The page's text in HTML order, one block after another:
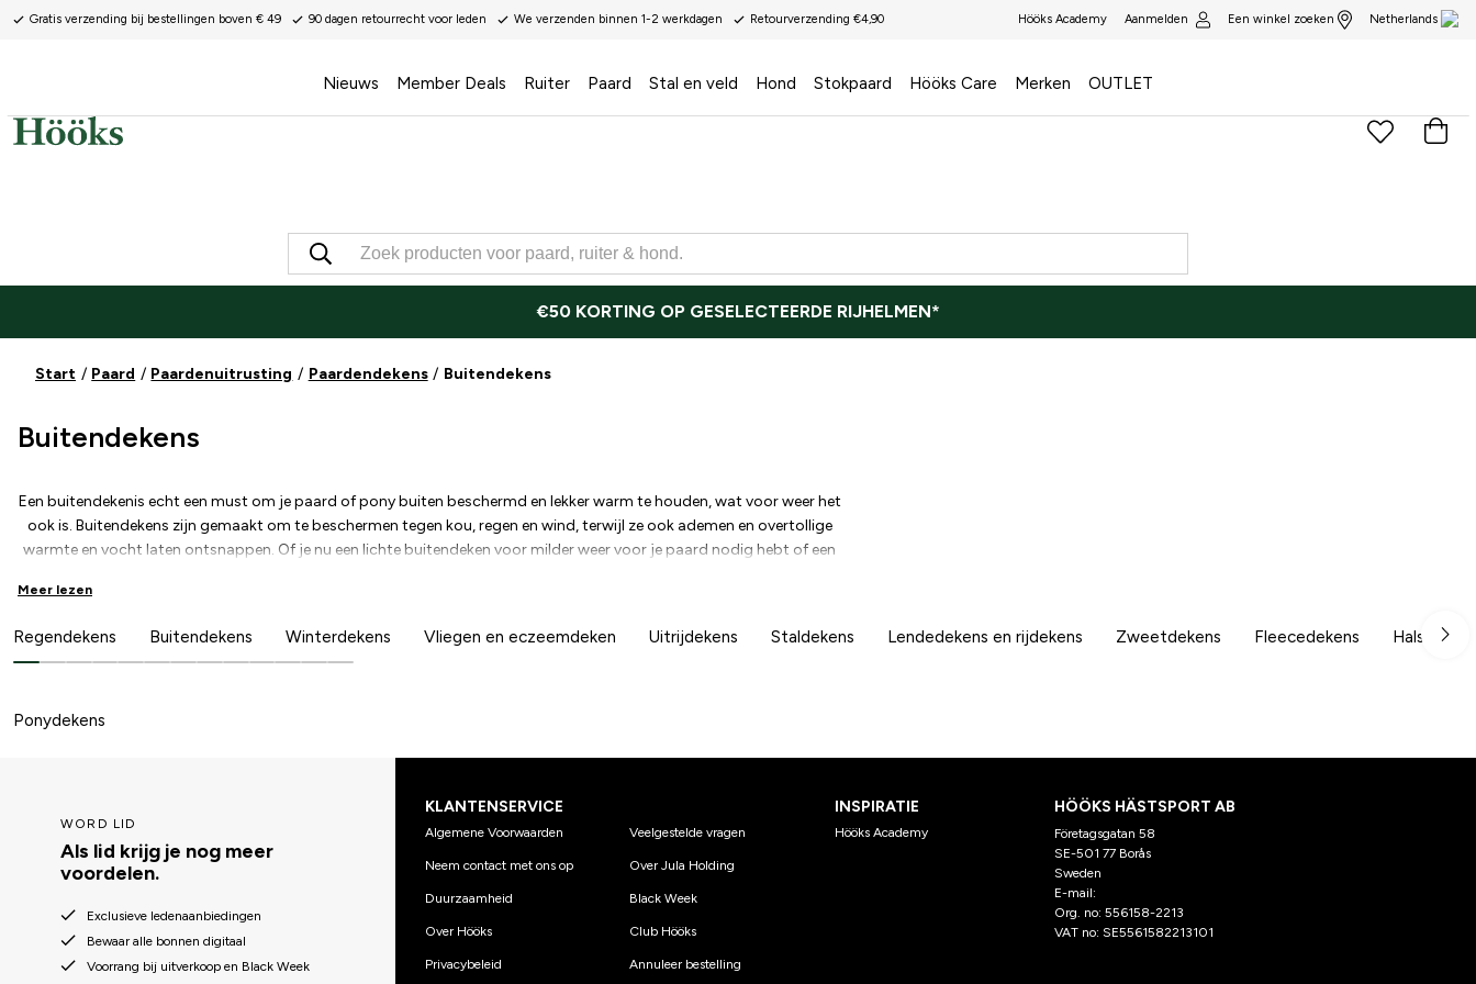
Gratis verzending bij bestellingen boven € 49 90 dagen retourrecht voor leden We verzenden binnen 1-2 werkdagen Retourverzending €4,90 Hööks Academy Aanmelden Een winkel zoeken Netherlands
Nieuws Member Deals Ruiter Paard Stal en veld Hond Stokpaard Hööks Care Merken OUTLET
€50 KORTING OP GESELECTEERDE RIJHELMEN*
Start Paard Paardenuitrusting Paardendekens Buitendekens
Buitendekens
Een buitendekenis echt een must om je paard of pony buiten beschermd en lekker warm te houden, wat voor weer het
ook is. Buitendekens zijn gemaakt om te beschermen tegen kou, regen en wind, terwijl ze ook ademen en overtollige
warmte en vocht laten ontsnappen. Of je nu een lichte buitendeken voor milder weer voor je paard nodig hebt of een
herfst of op milde winterdagen wat extra warmte nodig hebben, is een buitendeken van 100 gram een uitstekende
gevoeliger zijn voor kou, kan een buitendeken van 200 gram net dat beetje extra bescherming en warmte geven dat
Meer lezen
Regendekens Buitendekens Winterdekens Vliegen en eczeemdeken Uitrijdekens Staldekens Lendedekens en rijdekens Zweetdekens Fleecedekens
Ponydekens
WORD LID
Als lid krijg je nog meer
voordelen.
Exclusieve ledenaanbiedingen
Bewaar alle bonnen digitaal
Voorrang bij uitverkoop en Black Week
KLANTENSERVICE
Algemene Voorwaarden
Neem contact met ons op
Duurzaamheid
Over Hööks
Privacybeleid
Veelgestelde vragen
Over Jula Holding
Black Week
Club Hööks
Annuleer bestelling
INSPIRATIE
Hööks Academy
HÖÖKS HÄSTSPORT AB
Företagsgatan 58
SE-501 77 Borås
Sweden
E-mail:
Org. no: 556158-2213
VAT no: SE5561582213101